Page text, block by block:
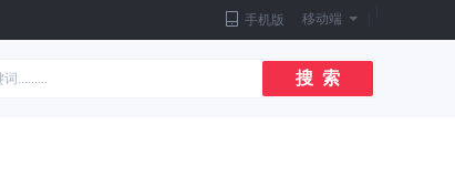
手机版 移动端
搜 索